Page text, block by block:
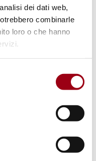
dei dati web,
combinarle
loro o che hanno